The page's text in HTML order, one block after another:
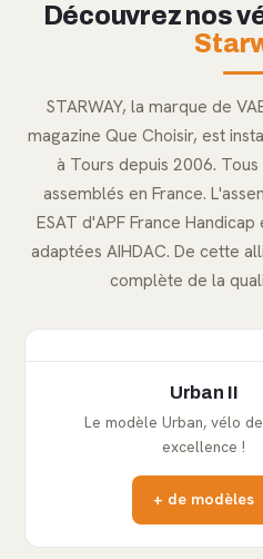
Découvrez nos
STARWAY, la marque de
magazine Que Choisir, est
à Tours depuis 2006.
assemblés en France.
ESAT d'APF France
adaptées AIHDAC. De cette
complète de la
Urban II
Le modèle Urban, vélo
excellence !
+ de modèles